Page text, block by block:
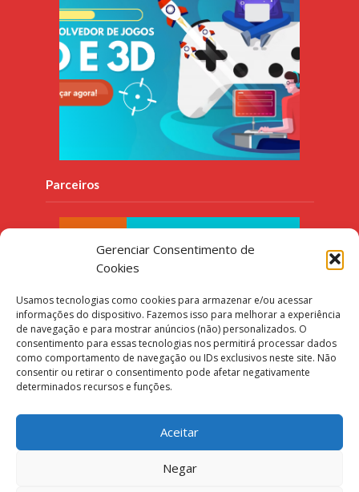
Gerenciar Consentimento de
Cookies
Usamos tecnologias como cookies para armazenar e/ou acessar
informações do dispositivo. Fazemos isso para melhorar a experiência
de navegação e para mostrar anúncios (não) personalizados. O
consentimento para essas tecnologias nos permitirá processar dados
como comportamento de navegação ou IDs exclusivos neste site. Não
consentir ou retirar o consentimento pode afetar negativamente
determinados recursos e funções.
Aceitar
Negar
Parceiros